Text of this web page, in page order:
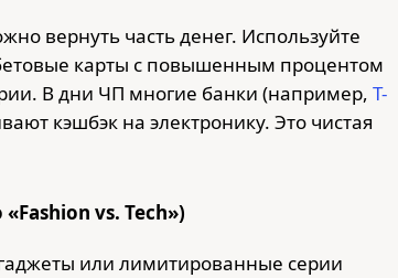
вернуть часть денег. Используйте
карты с повышенным процентом
В дни ЧП многие банки (например, Т-
кэшбэк на электронику. Это чистая
vs. Tech»)
или лимитированные серии